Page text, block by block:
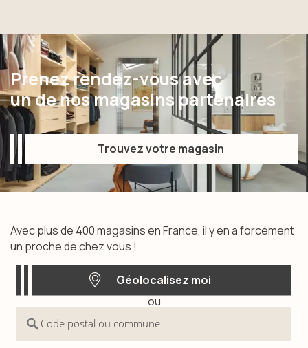
Prenez rendez-vous avec
un de nos magasins partenaires
Trouvez votre magasin
Trouvez votre magasin
Avec plus de 400 magasins en France, il y en a forcément
un proche de chez vous !
Géolocalisez moi
Géolocalisez moi
ou
Code postal ou commune